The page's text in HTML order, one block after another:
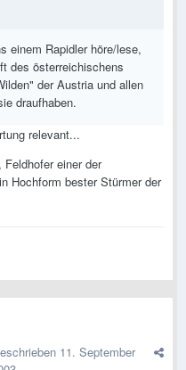
einem Rapidler höre/lese,
des österreichischens
der Austria und allen
draufhaben.
relevant...
einer der
Hochform bester Stürmer der
11. September